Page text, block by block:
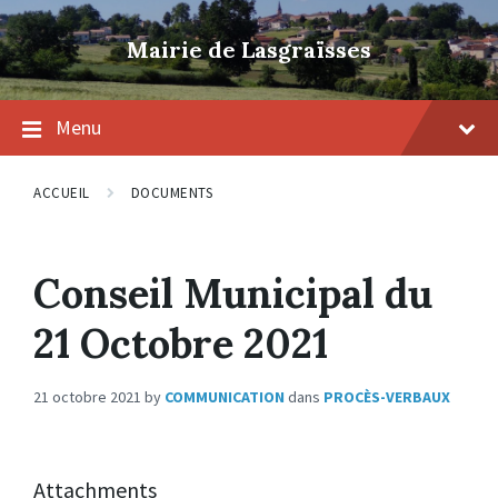
Skip
to
content
Skip
to
main
navigation
Skip
to
footer
Mairie de Lasgraïsses
Menu
ACCUEIL DOCUMENTS
Conseil Municipal du
21 Octobre 2021
21 octobre 2021 by COMMUNICATION dans PROCÈS-VERBAUX
Attachments